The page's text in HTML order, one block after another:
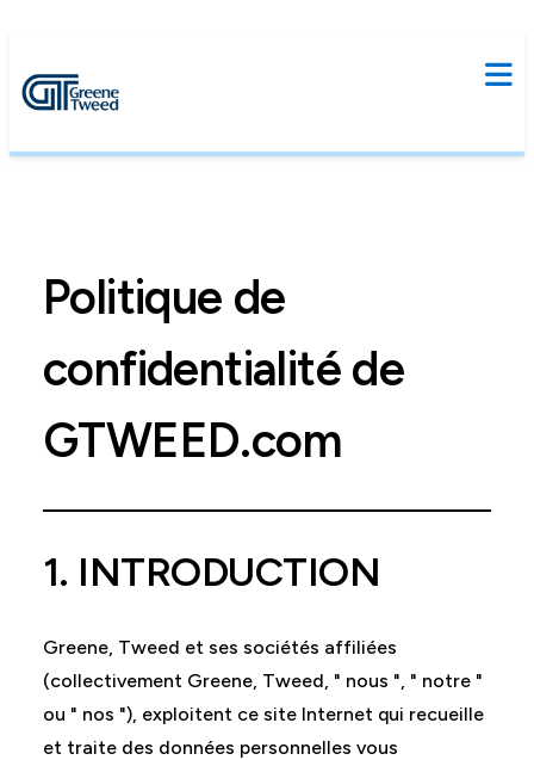
Politique de
confidentialité de
GTWEED.com
1. INTRODUCTION
Greene, Tweed et ses sociétés affiliées
(collectivement Greene, Tweed, " nous ", " notre "
ou " nos "), exploitent ce site Internet qui recueille
et traite des données personnelles vous